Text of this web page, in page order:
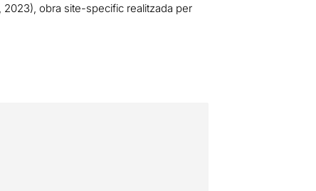
2023), obra site-specific realitzada per